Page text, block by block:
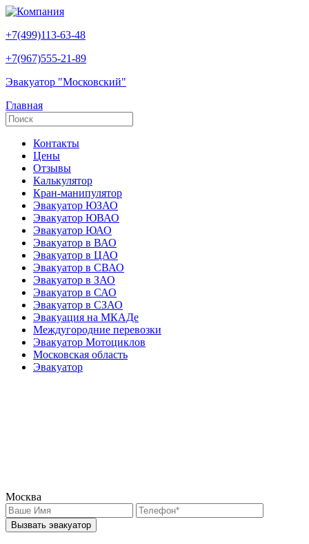
+7(499)113-63-48
+7(967)555-21-89
Эвакуатор "Московский"
Главная
Контакты
Цены
Отзывы
Калькулятор
Кран-манипулятор
Эвакуатор ЮЗАО
Эвакуатор ЮВАО
Эвакуатор ЮАО
Эвакуатор в ВАО
Эвакуатор в ЦАО
Эвакуатор в СВАО
Эвакуатор в ЗАО
Эвакуатор в САО
Эвакуатор в СЗАО
Эвакуация на МКАДе
Междугородние перевозки
Эвакуатор Мотоциклов
Московская область
Эвакуатор
Москва
Вызвать эвакуатор